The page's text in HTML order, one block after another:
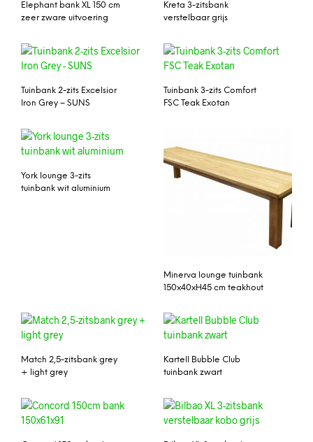
Elephant bank XL 150 cm
zeer zware uitvoering
Kreta 3-zitsbank
verstelbaar grijs
Tuinbank 2-zits Excelsior
Iron Grey – SUNS
Tuinbank 3-zits Comfort
FSC Teak Exotan
York lounge 3-zits
tuinbank wit aluminium
Minerva lounge tuinbank
150x40xH45 cm teakhout
Match 2,5-zitsbank grey
+ light grey
Kartell Bubble Club
tuinbank zwart